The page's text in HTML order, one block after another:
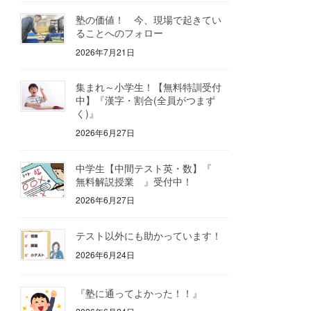
塾の価値！ 今、現場で起きてい
ることへのフォロー
2026年7月21日
集まれ～小学生！【無料特訓受付
中】『漢字・割合(全員がつまず
く)』
2026年6月27日
中学生【中間テスト英・数】『
無料解説授業 』受付中！
2026年6月27日
テスト以外にも助かっています！
2026年6月24日
『塾に通ってよかった！！』